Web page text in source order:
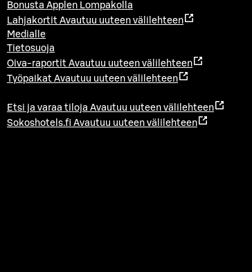
Bonusta Applen Lompakolla
Lahjakortit Avautuu uuteen välilehteen
Medialle
Tietosuoja
Oiva-raportit Avautuu uuteen välilehteen
Työpaikat Avautuu uuteen välilehteen
Etsi ja varaa tiloja Avautuu uuteen välilehteen
Sokoshotels.fi Avautuu uuteen välilehteen